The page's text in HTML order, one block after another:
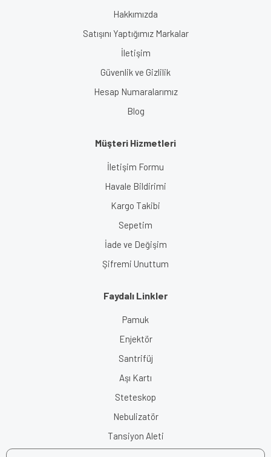
Hakkımızda
Satışını Yaptığımız Markalar
İletişim
Güvenlik ve Gizlilik
Hesap Numaralarımız
Blog
Müşteri Hizmetleri
İletişim Formu
Havale Bildirimi
Kargo Takibi
Sepetim
İade ve Değişim
Şifremi Unuttum
Faydalı Linkler
Pamuk
Enjektör
Santrifüj
Aşı Kartı
Steteskop
Nebulizatör
Tansiyon Aleti